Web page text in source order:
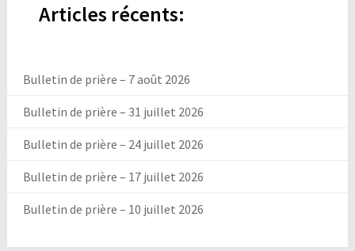
Articles récents:
Bulletin de prière – 7 août 2026
Bulletin de prière – 31 juillet 2026
Bulletin de prière – 24 juillet 2026
Bulletin de prière – 17 juillet 2026
Bulletin de prière – 10 juillet 2026